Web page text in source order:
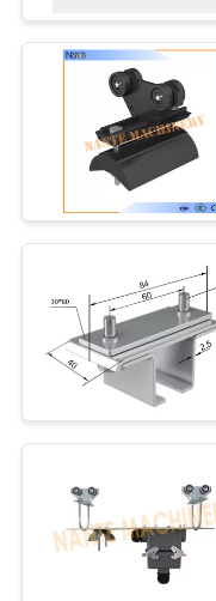
VISITA
FÁBRICA
CONTROL
DE
CALIDAD
SOLICITAR
UNA
COTIZACIÓN